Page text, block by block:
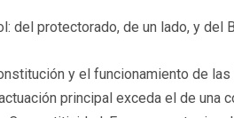
protectorado, de un lado, y del
y el funcionamiento de
principal exceda el de una